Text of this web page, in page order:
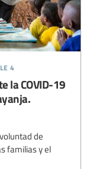
4
la COVID-19
de
familias y el